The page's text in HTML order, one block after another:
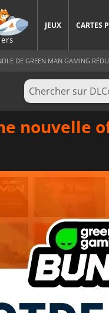
JEUX CARTES
DE GREEN MAN GAMING
nouvelle